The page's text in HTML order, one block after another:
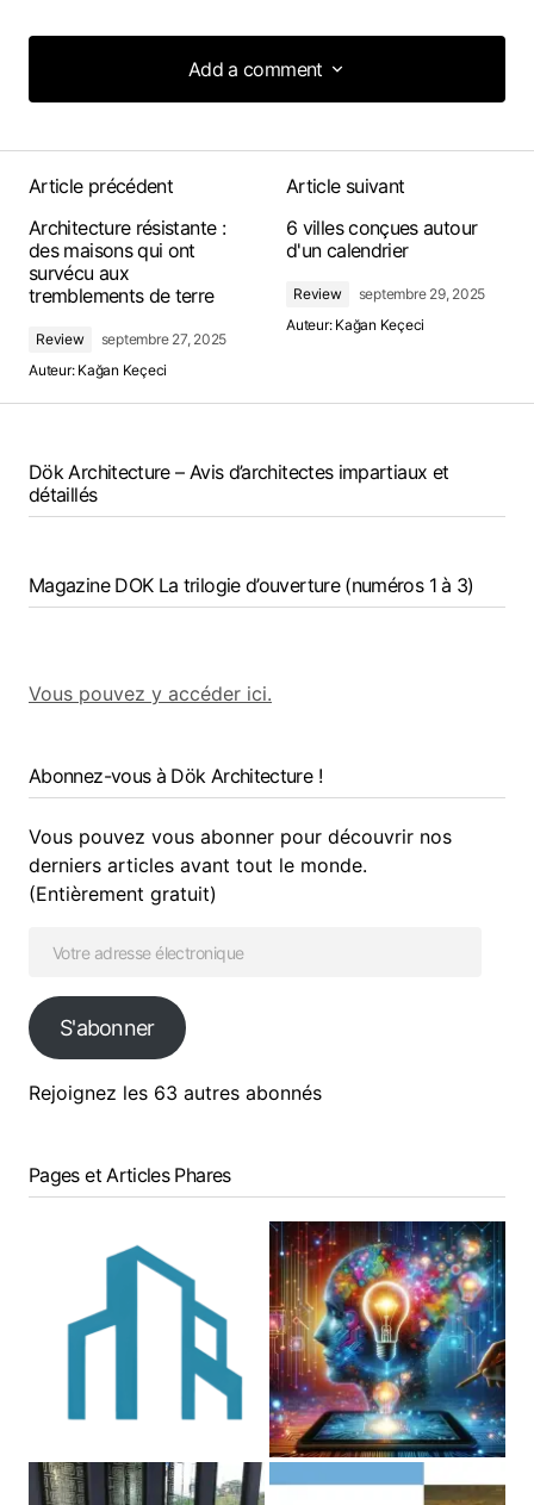
Add a comment
Add a comment
Article précédent
Architecture résistante :
des maisons qui ont
survécu aux
tremblements de terre
Review
septembre 27, 2025
Auteur: Kağan Keçeci
Article suivant
6 villes conçues autour
d'un calendrier
Review
septembre 29, 2025
Auteur: Kağan Keçeci
Dök Architecture – Avis d’architectes impartiaux et
détaillés
Magazine DOK La trilogie d’ouverture (numéros 1 à 3)
Vous pouvez y accéder ici.
Abonnez-vous à Dök Architecture !
Vous pouvez vous abonner pour découvrir nos
derniers articles avant tout le monde.
(Entièrement gratuit)
S'abonner
Rejoignez les 63 autres abonnés
Pages et Articles Phares